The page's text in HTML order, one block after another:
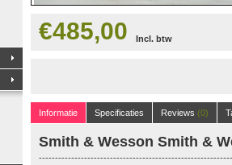
€485,00 Incl. btw
Informatie Specificaties Reviews (0)
Smith & Wesson Smith &